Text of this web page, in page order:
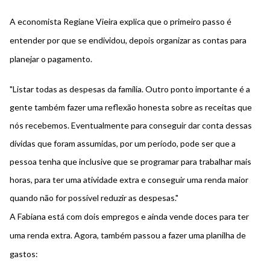
A economista Regiane Vieira explica que o primeiro passo é
entender por que se endividou, depois organizar as contas para
planejar o pagamento.
"Listar todas as despesas da família. Outro ponto importante é a
gente também fazer uma reflexão honesta sobre as receitas que
nós recebemos. Eventualmente para conseguir dar conta dessas
dívidas que foram assumidas, por um período, pode ser que a
pessoa tenha que inclusive que se programar para trabalhar mais
horas, para ter uma atividade extra e conseguir uma renda maior
quando não for possível reduzir as despesas."
A Fabiana está com dois empregos e ainda vende doces para ter
uma renda extra. Agora, também passou a fazer uma planilha de
gastos: